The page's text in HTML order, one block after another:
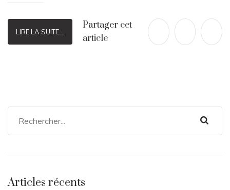
LIRE LA SUITE...
Partager cet
article
Articles récents